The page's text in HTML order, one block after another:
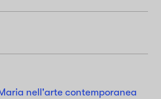
nell'arte contemporanea